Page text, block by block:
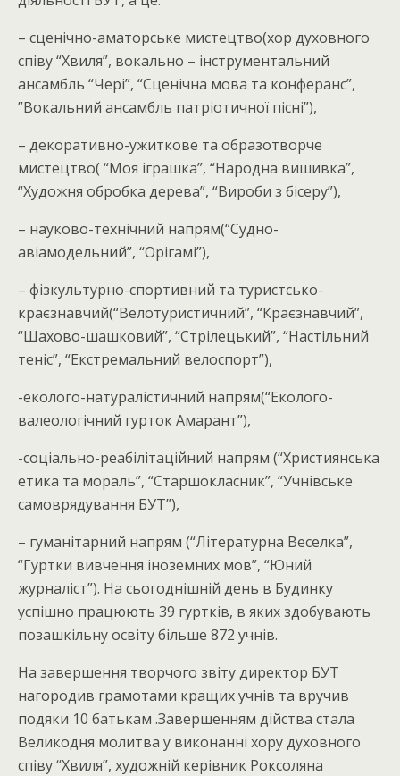
– сценічно-аматорське мистецтво(хор духовного
співу “Хвиля”, вокально – інструментальний
ансамбль “Чері”, “Сценічна мова та конферанс”,
”Вокальний ансамбль патріотичної пісні”),
– декоративно-ужиткове та образотворче
мистецтво( “Моя іграшка”, “Народна вишивка”,
“Художня обробка дерева”, “Вироби з бісеру”),
– науково-технічний напрям(“Судно-
авіамодельний”, “Орігамі”),
– фізкультурно-спортивний та туристсько-
краєзнавчий(“Велотуристичний”, “Краєзнавчий”,
“Шахово-шашковий”, “Стрілецький”, “Настільний
теніс”, “Екстремальний велоспорт”),
-еколого-натуралістичний напрям(“Еколого-
валеологічний гурток Амарант”),
-соціально-реабілітаційний напрям (“Християнська
етика та мораль”, “Старшокласник”, “Учнівське
самоврядування БУТ”),
– гуманітарний напрям (“Літературна Веселка”,
“Гуртки вивчення іноземних мов”, “Юний
журналіст”). На сьогоднішній день в Будинку
успішно працюють 39 гуртків, в яких здобувають
позашкільну освіту більше 872 учнів.
На завершення творчого звіту директор БУТ
нагородив грамотами кращих учнів та вручив
подяки 10 батькам .Завершенням дійства стала
Великодня молитва у виконанні хору духовного
співу “Хвиля”, художній керівник Роксоляна